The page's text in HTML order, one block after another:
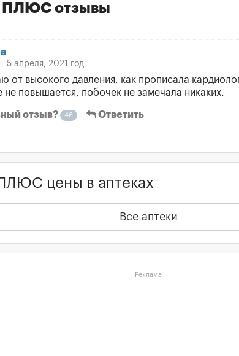
отзывы
5 апреля, 2021 год
от высокого давления, как прописала
не повышается, побочек не замечала никаких.
отзыв? 46 Ответить
цены в аптеках
Все аптеки
Реклама